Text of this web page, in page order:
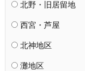
北野・旧居留地
西宮・芦屋
北神地区
灘地区